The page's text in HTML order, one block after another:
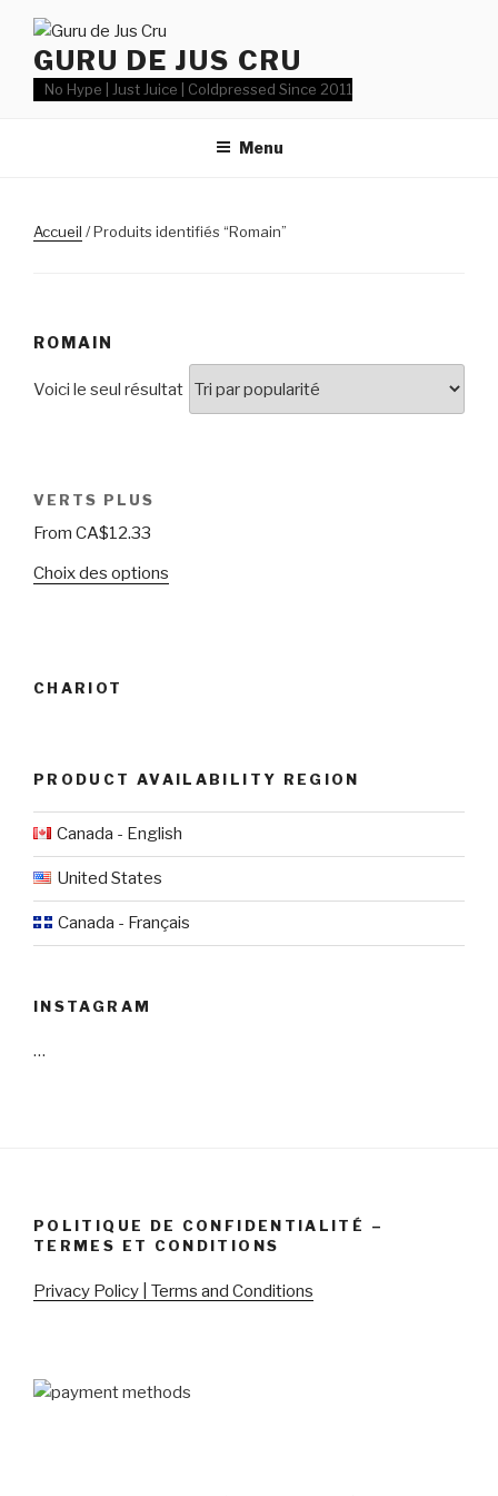
contenuGURU DE JUS CRU
No Hype | Just Juice | Coldpressed Since 2011
Menu
Accueil / Produits identifiés “Romain”
ROMAIN
Voici le seul résultat
VERTS PLUS
From CA$12.33
Choix des options
CHARIOT
PRODUCT AVAILABILITY REGION
Canada - English
United States
Canada - Français
INSTAGRAM
…
POLITIQUE DE CONFIDENTIALITÉ –
TERMES ET CONDITIONS
Privacy Policy | Terms and Conditions